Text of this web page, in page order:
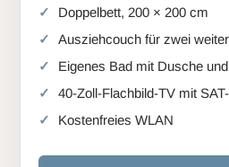
Doppelbett, 200 × 200 cm
Ausziehcouch für zwei
Eigenes Bad mit Dusche
40-Zoll-Flachbild-TV mit
Kostenfreies WLAN